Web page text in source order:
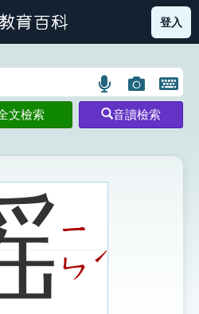
引圖示 部首索引表圖示
登入
語
言
搜
示
圖
片
搜
開
鍵
圖
文檢索 音讀檢索
ㄧ
ㄣˊ